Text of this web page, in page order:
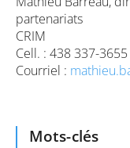
partenariats
CRIM
Cell. : 438 337-3655
Courriel :
Mots-clés